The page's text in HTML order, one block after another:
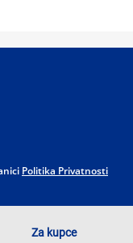
Politika Privatnosti
Za kupce